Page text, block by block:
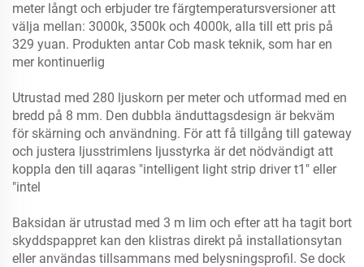
meter långt och erbjuder tre färgtemperatursversioner att
välja mellan: 3000k, 3500k och 4000k, alla till ett pris på
329 yuan. Produkten antar Cob mask teknik, som har en
mer kontinuerlig
Utrustad med 280 ljuskorn per meter och utformad med en
bredd på 8 mm. Den dubbla änduttagsdesign är bekväm
för skärning och användning. För att få tillgång till gateway
och justera ljusstrimlens ljusstyrka är det nödvändigt att
koppla den till aqaras "intelligent light strip driver t1" eller
"intel
Baksidan är utrustad med 3 m lim och efter att ha tagit bort
skyddspappret kan den klistras direkt på installationsytan
eller användas tillsammans med belysningsprofil. Se dock